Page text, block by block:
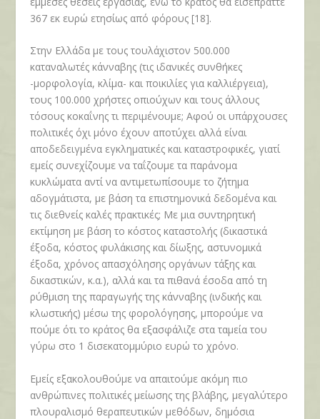
367 εκ ευρώ ετησίως από φόρους [18].
Στην Ελλάδα με τους τουλάχιστον 500.000
καταναλωτές κάνναβης (τις ιδανικές συνθήκες
-μορφολογία, κλίμα- και ποικιλίες για καλλιέργεια),
τους 100.000 χρήστες οπιούχων και τους άλλους
τόσους κοκαΐνης τι περιμένουμε; Αφού οι υπάρχουσες
πολιτικές όχι μόνο έχουν αποτύχει αλλά είναι
αποδεδειγμένα εγκληματικές και καταστροφικές, γιατί
εμείς συνεχίζουμε να ταΐζουμε τα παράνομα
κυκλώματα αντί να αντιμετωπίσουμε το ζήτημα
αδογμάτιστα, με βάση τα επιστημονικά δεδομένα και
τις διεθνείς καλές πρακτικές; Με μια συντηρητική
εκτίμηση με βάση το κόστος καταστολής (δικαστικά
έξοδα, κόστος φυλάκισης και δίωξης, αστυνομικά
έξοδα, χρόνος απασχόλησης οργάνων τάξης και
δικαστικών, κ.α.), αλλά και τα πιθανά έσοδα από τη
ρύθμιση της παραγωγής της κάνναβης (ινδικής και
κλωστικής) μέσω της φορολόγησης, μπορούμε να
πούμε ότι το κράτος θα εξασφάλιζε στα ταμεία του
γύρω στο 1 δισεκατομμύριο ευρώ το χρόνο.
Εμείς εξακολουθούμε να απαιτούμε ακόμη πιο
ανθρώπινες πολιτικές μείωσης της βλάβης, μεγαλύτερο
πλουραλισμό θεραπευτικών μεθόδων, δημόσια